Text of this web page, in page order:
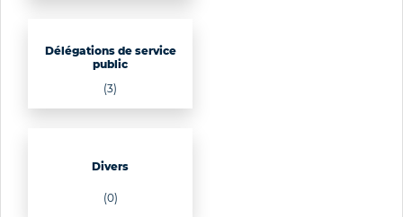
Délégations de service
public
(3)
Divers
(0)